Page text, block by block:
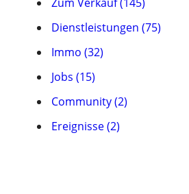
Dienstleistungen (75)
Immo (32)
Jobs (15)
Community (2)
Ereignisse (2)